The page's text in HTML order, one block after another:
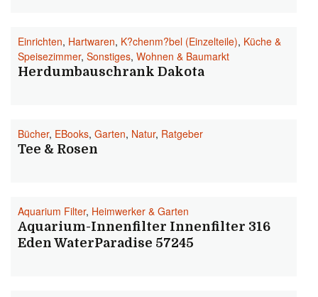
Einrichten, Hartwaren, K?chenm?bel (Einzelteile), Küche &
Speisezimmer, Sonstiges, Wohnen & Baumarkt
Herdumbauschrank Dakota
Bücher, EBooks, Garten, Natur, Ratgeber
Tee & Rosen
Aquarium Filter, Heimwerker & Garten
Aquarium-Innenfilter Innenfilter 316
Eden WaterParadise 57245